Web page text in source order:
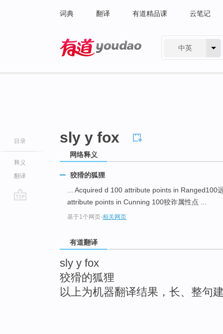
词典 翻译 有道精品课 云笔记
中英
目录
释义
翻译
sly y fox
网络释义
狡猾的狐狸
... Acquired d 100 attribute points in Ranged100
attribute points in Cunning 100狡诈属性点 ...
基于1个网页-相关网页
有道翻译
sly y fox
狡猾的狐狸
以上为机器翻译结果，长、整句